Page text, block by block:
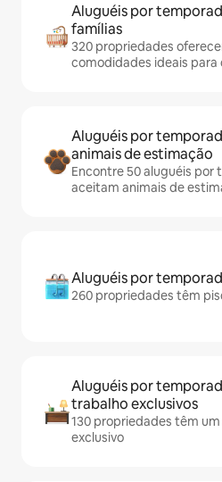
Aluguéis por
famílias
320 propriedades
comodidades ideais para
Aluguéis por
animais de estimação
Encontre 50 aluguéis por
aceitam animais de
Aluguéis por
260 propriedades têm
Aluguéis por
trabalho exclusivos
130 propriedades têm
exclusivo